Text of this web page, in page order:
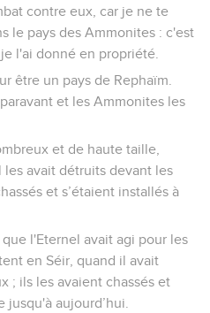
contre eux, car je ne te
le pays des Ammonites : c'est
l'ai donné en propriété.
être un pays de Rephaïm.
et les Ammonites les
et de haute taille,
les avait détruits devant les
et s’étaient installés à
l'Eternel avait agi pour les
en Séir, quand il avait
; ils les avaient chassés et
jusqu'à aujourd’hui.